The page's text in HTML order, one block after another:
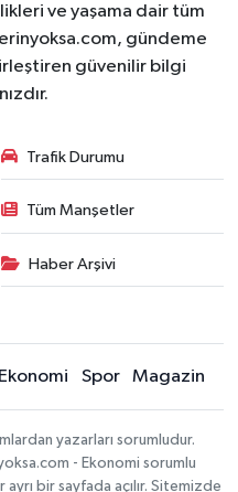
ve yaşama dair tüm
gündeme
güvenilir bilgi
Trafik Durumu
Tüm Manşetler
Haber Arşivi
Ekonomi Spor Magazin
yazarları sorumludur.
- Ekonomi sorumlu
bir sayfada açılır. Sitemizde